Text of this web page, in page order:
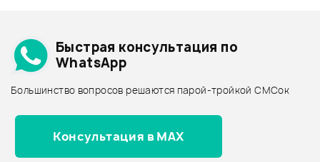
Архив товаров - дешевле
Архив товаров - дороже
Все товары PEARL
Архив товаров - новинки
Быстрая консультация по
WhatsApp
Большинство вопросов решаются парой-тройкой СМСок
Консультация в MAX